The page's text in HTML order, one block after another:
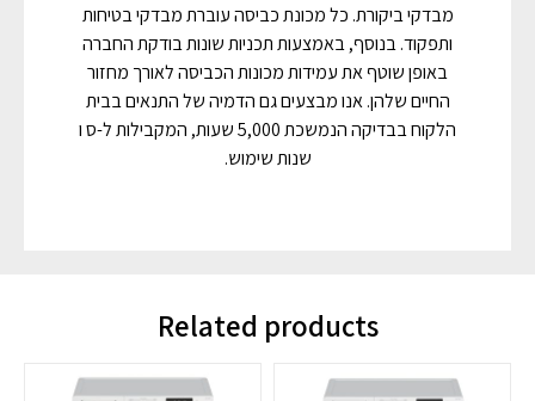
מבדקי ביקורת. כל מכונת כביסה עוברת מבדקי בטיחות
ותפקוד. בנוסף, באמצעות תכניות שונות בודקת החברה
באופן שוטף את עמידות מכונות הכביסה לאורך מחזור
החיים שלהן. אנו מבצעים גם הדמיה של התנאים בבית
הלקוח בבדיקה הנמשכת 5,000 שעות, המקבילות ל-ס ו
שנות שימוש.
Related products